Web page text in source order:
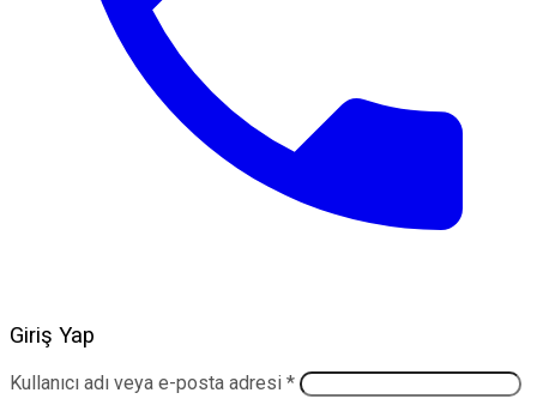
Giriş Yap
Kullanıcı adı veya e-posta adresi *Gerekli